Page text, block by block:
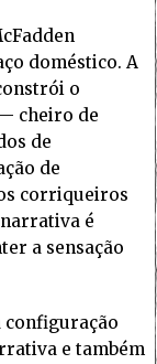
doméstico. A
o
cheiro de
de
de
corriqueiros
é
a sensação
configuração
e também